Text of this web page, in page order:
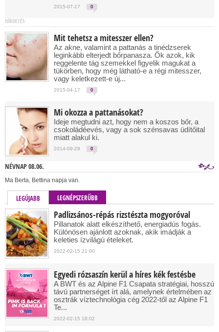
2015-07-17 0
HÍRDETÉS
Mit tehetsz a mitesszer ellen?
Az akne, valamint a pattanás a tinédzserek
leginkább elterjedt bőrpanasza. Ők azok, kik
reggelente tág szemekkel figyelik magukat a
tükörben, hogy még látható-e a régi mitesszer,
vagy keletkezett-e új...
2015-04-17 0
Mi okozza a pattanásokat?
Ideje megtudni azt, hogy nem a koszos bőr, a
csokoládéevés, vagy a sok szénsavas üdítőital
miatt alakul ki.
2014-09-29 0
NÉVNAP 08.06.
Ma Berta, Bettina napja van.
LEGÚJABB LEGNÉPSZERŰBB
Padlizsános-répás rizstészta mogyoróval
Pillanatok alatt elkészíthető, energiadús fogás.
Különösen ajánlott azoknak, akik imádják a
keleties ízvilágú ételeket.
2022-02-15 21:00
Egyedi rózsaszín kerül a híres kék festésbe
A BWT és az Alpine F1 Csapata stratégiai, hosszú
távú partnerséget írt alá, amelynek értelmében az
osztrák víztechnológia cég 2022-től az Alpine F1
Te...
2022-02-15 18:02